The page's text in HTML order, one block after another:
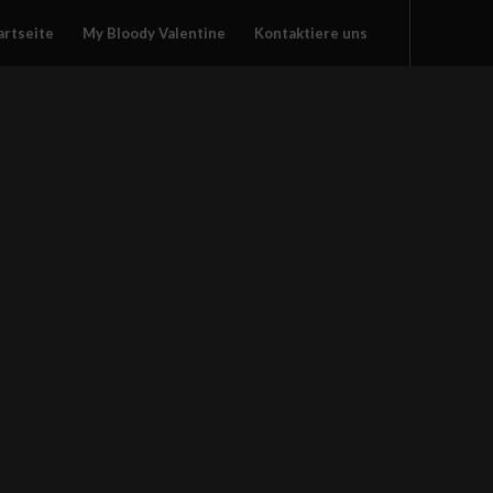
My Bloody Valentine Kontaktiere uns